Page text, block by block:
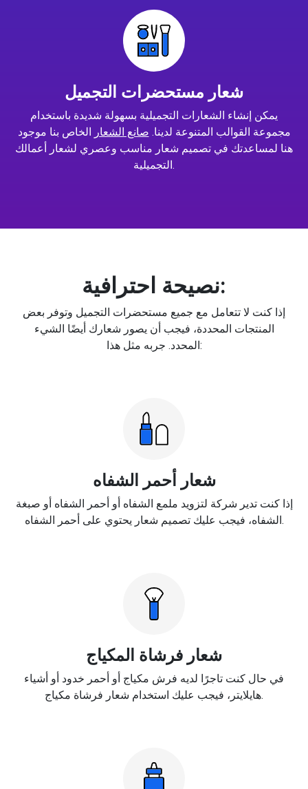
شعار مستحضرات التجميل
يمكن إنشاء الشعارات التجميلية بسهولة شديدة باستخدام
مجموعة القوالب المتنوعة لدينا. صانع الشعار الخاص بنا موجود
هنا لمساعدتك في تصميم شعار مناسب وعصري لشعار أعمالك
التجميلية.
نصيحة احترافية:
إذا كنت لا تتعامل مع جميع مستحضرات التجميل وتوفر بعض
المنتجات المحددة، فيجب أن يصور شعارك أيضًا الشيء
المحدد. جربه مثل هذا:
شعار أحمر الشفاه
إذا كنت تدير شركة لتزويد ملمع الشفاه أو أحمر الشفاه أو صبغة
الشفاه، فيجب عليك تصميم شعار يحتوي على أحمر الشفاه.
شعار فرشاة المكياج
في حال كنت تاجرًا لديه فرش مكياج أو أحمر خدود أو أشياء
هايلايتر، فيجب عليك استخدام شعار فرشاة مكياج.